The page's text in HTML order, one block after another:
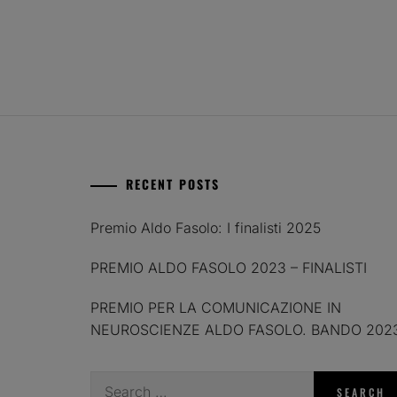
RECENT POSTS
Premio Aldo Fasolo: I finalisti 2025
PREMIO ALDO FASOLO 2023 – FINALISTI
PREMIO PER LA COMUNICAZIONE IN
NEUROSCIENZE ALDO FASOLO. BANDO